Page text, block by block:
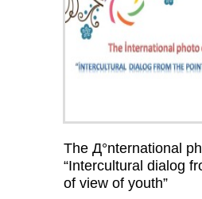
The Д°nternational
“Intercultural dialog
of view of youth”